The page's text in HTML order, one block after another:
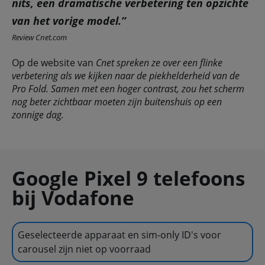
nits, een dramatische verbetering ten opzichte
van het vorige model.”
Review Cnet.com
Op de website van Cnet spreken ze over een flinke
verbetering als we kijken naar de piekhelderheid van de
Pro Fold. Samen met een hoger contrast, zou het scherm
nog beter zichtbaar moeten zijn buitenshuis op een
zonnige dag.
Google Pixel 9 telefoons
bij Vodafone
Geselecteerde apparaat en sim-only ID's voor
carousel zijn niet op voorraad